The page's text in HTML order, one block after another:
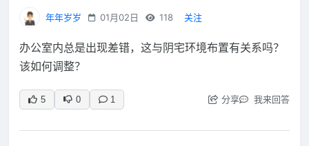
年年岁岁 01月02日 118 关注
办公室内总是出现差错，这与阴宅环境布置有关系吗？
该如何调整？
5 0 1 分享 我来回答